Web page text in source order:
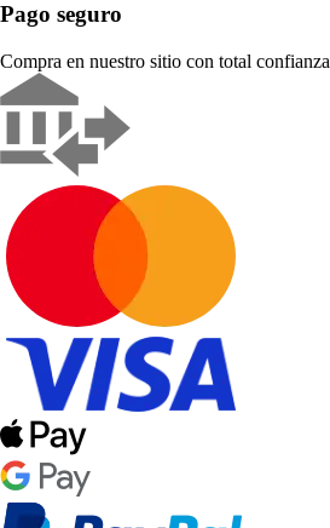
Pago seguro
Compra en nuestro sitio con total confianza